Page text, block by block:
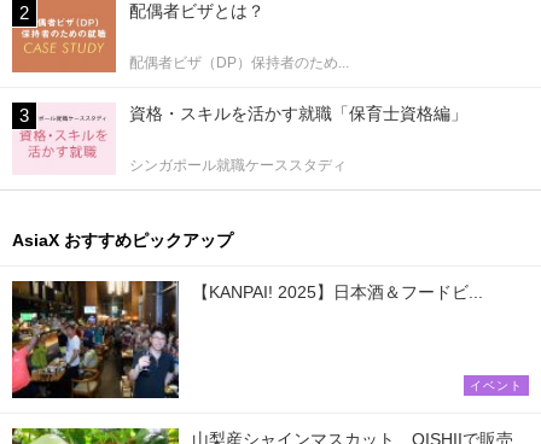
配偶者ビザとは？
配偶者ビザ（DP）保持者のため...
資格・スキルを活かす就職「保育士資格編」
シンガポール就職ケーススタディ
AsiaX おすすめピックアップ
【KANPAI! 2025】日本酒＆フードビ...
イベント
山梨産シャインマスカット、OISHIIで販売...